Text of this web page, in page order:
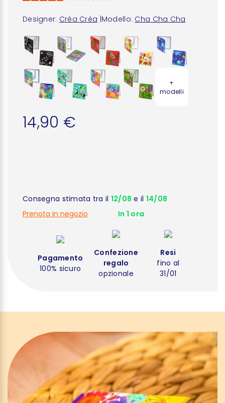
Designer: Créa Créa Modello: Cha Cha Cha
+
modelli
14,90 €
Consegna stimata tra il 12/08 e il 14/08
Prenota in negozio
In 1 ora
Pagamento
100% sicuro
Confezione
regalo
opzionale
Resi
fino al
31/01